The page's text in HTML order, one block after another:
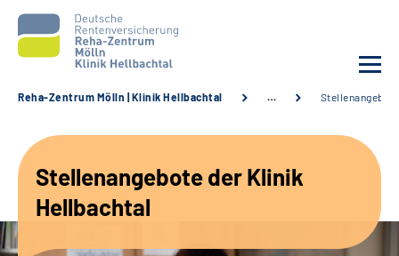
Unsere Angebote
Reha-Zentrum Mölln | Klinik Hellbachtal …
Stellenangebote der Klinik
Hellbachtal